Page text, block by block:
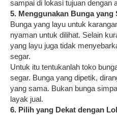
sampai di lokasi tujuan dengan
5. Menggunakan Bunga yang
Bunga yang layu untuk
nyaman untuk dilihat. Selain
yang layu juga tidak
segar.
Untuk itu tentukanlah toko
segar. Bunga yang dipetik,
yang sama. Bukan bunga
layak jual.
6. Pilih yang Dekat dengan